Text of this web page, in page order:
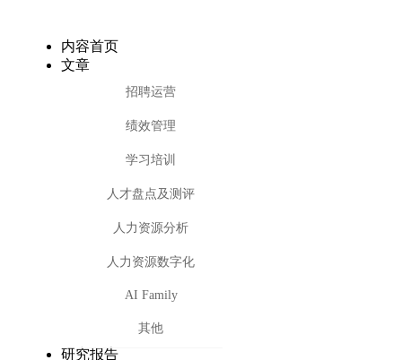
内容首页
文章
招聘运营
绩效管理
学习培训
人才盘点及测评
人力资源分析
人力资源数字化
AI Family
其他
研究报告